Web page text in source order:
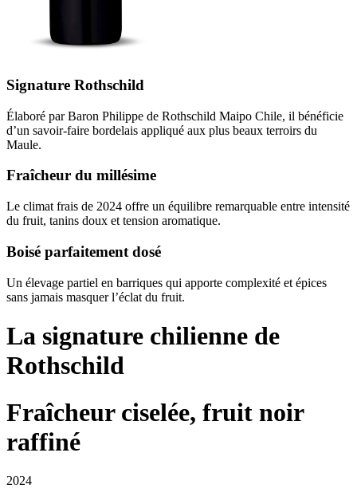
Signature Rothschild
Élaboré par Baron Philippe de Rothschild Maipo Chile, il bénéficie
d’un savoir‑faire bordelais appliqué aux plus beaux terroirs du
Maule.
Fraîcheur du millésime
Le climat frais de 2024 offre un équilibre remarquable entre intensité
du fruit, tanins doux et tension aromatique.
Boisé parfaitement dosé
Un élevage partiel en barriques qui apporte complexité et épices
sans jamais masquer l’éclat du fruit.
La signature chilienne de
Rothschild
Fraîcheur ciselée, fruit noir
raffiné
2024